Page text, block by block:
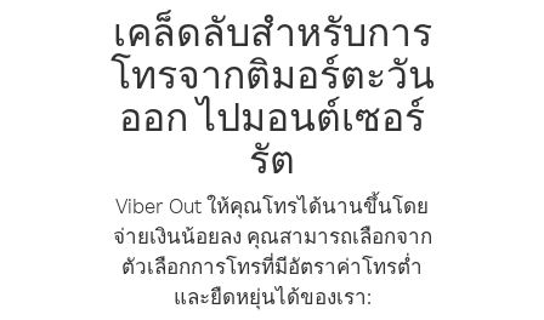
เคล็ดลับสำหรับการ
โทรจากติมอร์ตะวัน
ออก ไปมอนต์เซอร์
รัต
Viber Out ให้คุณโทรได้นานขึ้นโดย
จ่ายเงินน้อยลง คุณสามารถเลือกจาก
ตัวเลือกการโทรที่มีอัตราค่าโทรต่ำ
และยืดหยุ่นได้ของเรา: